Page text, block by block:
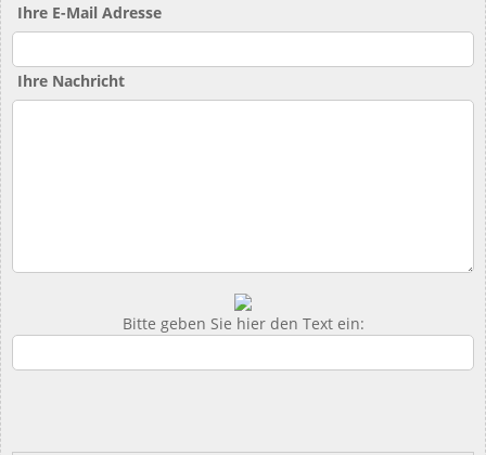
Ihre E-Mail Adresse
Ihre Nachricht
Bitte geben Sie hier den Text ein: